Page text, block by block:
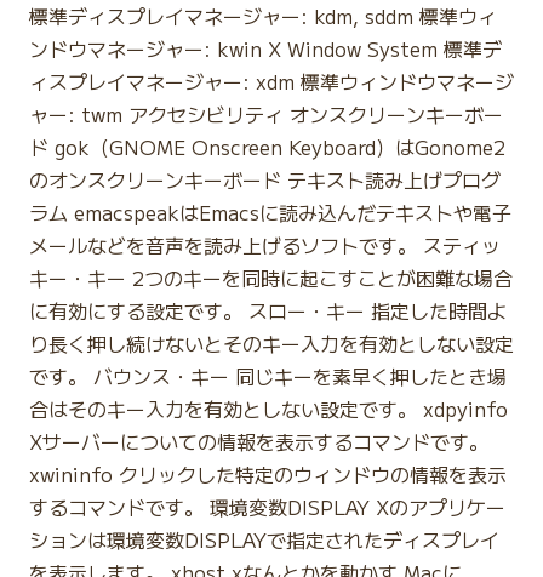
標準ディスプレイマネージャー: kdm, sddm 標準ウィ
ンドウマネージャー: kwin X Window System 標準デ
ィスプレイマネージャー: xdm 標準ウィンドウマネージ
ャー: twm アクセシビリティ オンスクリーンキーボー
ド gok（GNOME Onscreen Keyboard）はGonome2
のオンスクリーンキーボード テキスト読み上げプログ
ラム emacspeakはEmacsに読み込んだテキストや電子
メールなどを音声を読み上げるソフトです。 スティッ
キー・キー 2つのキーを同時に起こすことが困難な場合
に有効にする設定です。 スロー・キー 指定した時間よ
り長く押し続けないとそのキー入力を有効としない設定
です。 バウンス・キー 同じキーを素早く押したとき場
合はそのキー入力を有効としない設定です。 xdpyinfo
Xサーバーについての情報を表示するコマンドです。
xwininfo クリックした特定のウィンドウの情報を表示
するコマンドです。 環境変数DISPLAY Xのアプリケー
ションは環境変数DISPLAYで指定されたディスプレイ